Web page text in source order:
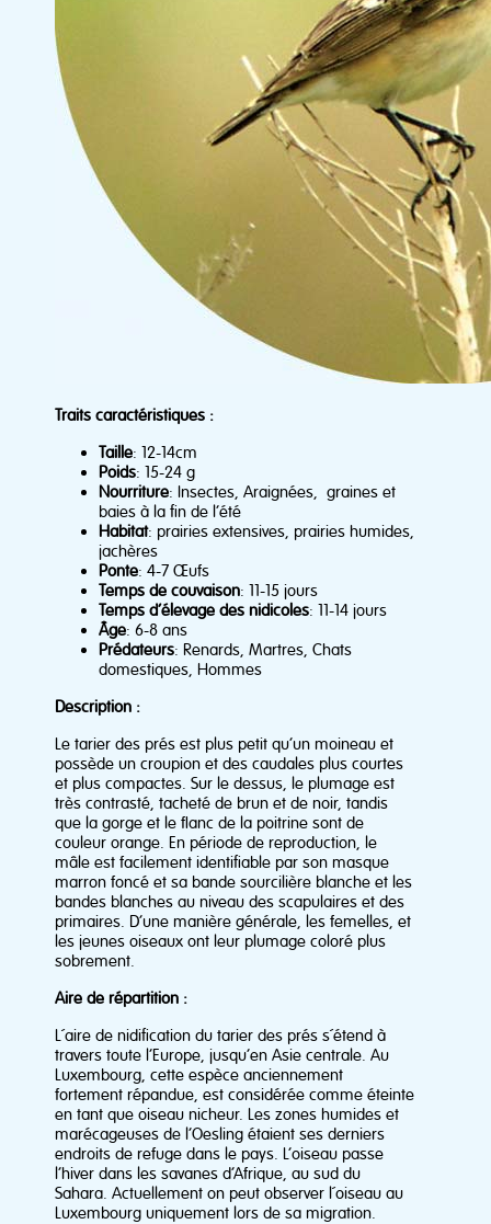
Traits caractéristiques :
Taille: 12-14cm
Poids: 15-24 g
Nourriture: Insectes, Araignées, graines et
baies à la fin de l’été
Habitat: prairies extensives, prairies humides,
jachères
Ponte: 4-7 Œufs
Temps de couvaison: 11-15 jours
Temps d’élevage des nidicoles: 11-14 jours
Âge: 6-8 ans
Prédateurs: Renards, Martres, Chats
domestiques, Hommes
Description :
Le tarier des prés est plus petit qu’un moineau et
possède un croupion et des caudales plus courtes
et plus compactes. Sur le dessus, le plumage est
très contrasté, tacheté de brun et de noir, tandis
que la gorge et le flanc de la poitrine sont de
couleur orange. En période de reproduction, le
mâle est facilement identifiable par son masque
marron foncé et sa bande sourcilière blanche et les
bandes blanches au niveau des scapulaires et des
primaires. D’une manière générale, les femelles, et
les jeunes oiseaux ont leur plumage coloré plus
sobrement.
Aire de répartition :
L´aire de nidification du tarier des prés s´étend à
travers toute l’Europe, jusqu’en Asie centrale. Au
Luxembourg, cette espèce anciennement
fortement répandue, est considérée comme éteinte
en tant que oiseau nicheur. Les zones humides et
marécageuses de l’Oesling étaient ses derniers
endroits de refuge dans le pays. L’oiseau passe
l’hiver dans les savanes d’Afrique, au sud du
Sahara. Actuellement on peut observer l´oiseau au
Luxembourg uniquement lors de sa migration.